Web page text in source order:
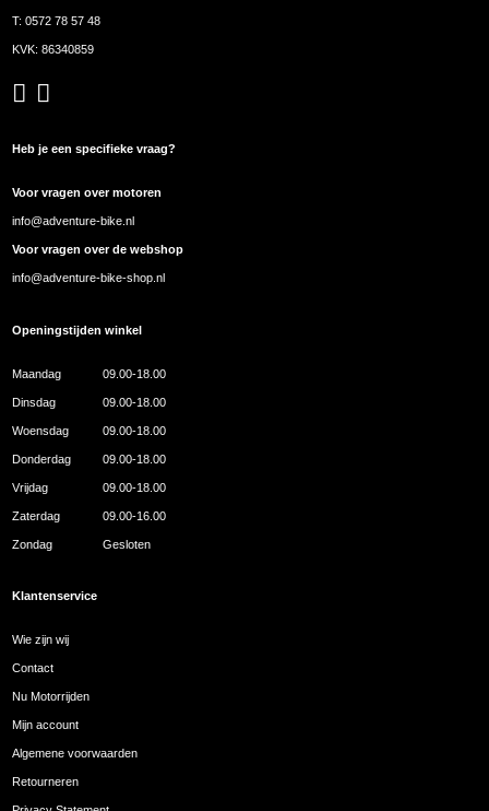
T:0572 78 57 48
KVK: 86340859
Heb je een specifieke vraag?
Voor vragen over motoren
info@adventure-bike.nl
Voor vragen over de webshop
info@adventure-bike-shop.nl
Openingstijden winkel
Maandag 09.00-18.00
Dinsdag 09.00-18.00
Woensdag 09.00-18.00
Donderdag 09.00-18.00
Vrijdag 09.00-18.00
Zaterdag 09.00-16.00
Zondag Gesloten
Klantenservice
Wie zijn wij
Contact
Nu Motorrijden
Mijn account
Algemene voorwaarden
Retourneren